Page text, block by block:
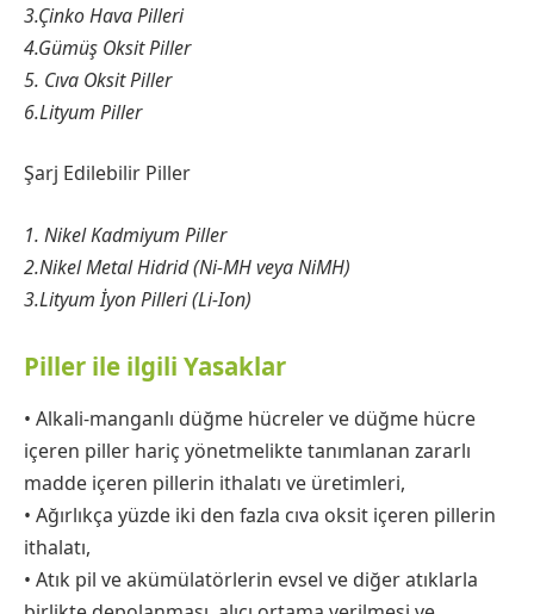
3.Çinko Hava Pilleri
4.Gümüş Oksit Piller
5. Cıva Oksit Piller
6.Lityum Piller
Şarj Edilebilir Piller
1. Nikel Kadmiyum Piller
2.Nikel Metal Hidrid (Ni-MH veya NiMH)
3.Lityum İyon Pilleri (Li-Ion)
Piller ile ilgili Yasaklar
• Alkali-manganlı düğme hücreler ve düğme hücre
içeren piller hariç yönetmelikte tanımlanan zararlı
madde içeren pillerin ithalatı ve üretimleri,
• Ağırlıkça yüzde iki den fazla cıva oksit içeren pillerin
ithalatı,
• Atık pil ve akümülatörlerin evsel ve diğer atıklarla